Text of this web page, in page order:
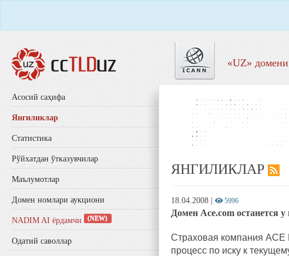
«UZ»
Aсосий саҳифа
Янгиликлар
Статистика
Рўйхатдан ўтказувчилар
Маълумотлар
Домен номлари аукциони
NADIM AI ёрдамчи (NEW)
Одатий саволлар
ЯНГИЛИКЛАР
18.04.2008 5996
Домен Ace.com останется
Страховая компания ACE
процесс по иску к